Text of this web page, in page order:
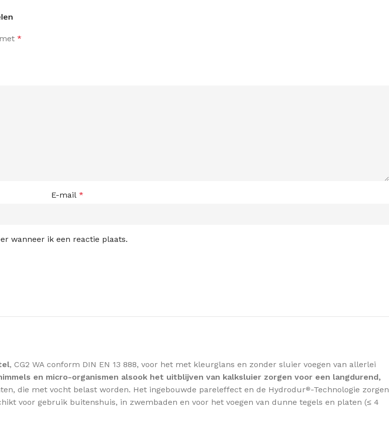
*
E-mail *
wanneer ik een reactie plaats.
, CG2 WA conform DIN EN 13 888, voor het met kleurglans en zonder sluier voegen van allerlei
en micro-organismen alsook het uitblijven van kalksluier zorgen voor een langdurend,
die met vocht belast worden. Het ingebouwde pareleffect en de Hydrodur®-Technologie zorgen
voor gebruik buitenshuis, in zwembaden en voor het voegen van dunne tegels en platen (≤ 4